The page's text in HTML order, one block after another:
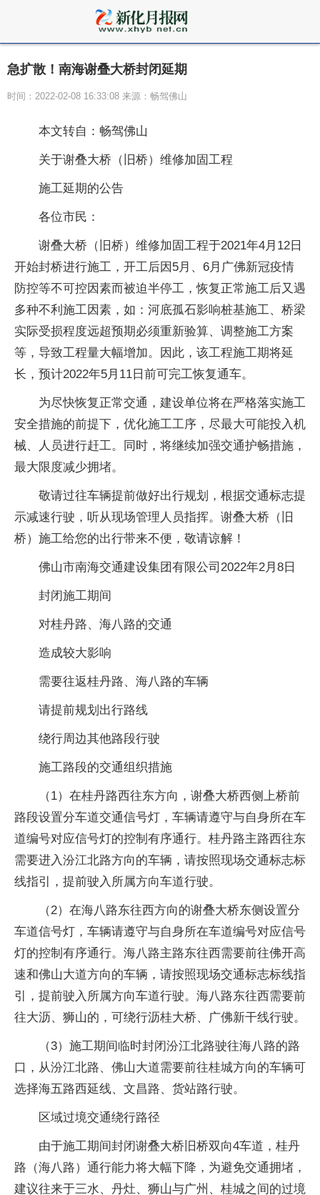
急扩散！南海谢叠大桥封闭延期
时间：2022-02-08 16:33:08 来源：畅驾佛山
本文转自：畅驾佛山
关于谢叠大桥（旧桥）维修加固工程
施工延期的公告
各位市民：
谢叠大桥（旧桥）维修加固工程于2021年4月12日
开始封桥进行施工，开工后因5月、6月广佛新冠疫情
防控等不可控因素而被迫半停工，恢复正常施工后又遇
多种不利施工因素，如：河底孤石影响桩基施工、桥梁
实际受损程度远超预期必须重新验算、调整施工方案
等，导致工程量大幅增加。因此，该工程施工期将延
长，预计2022年5月11日前可完工恢复通车。
为尽快恢复正常交通，建设单位将在严格落实施工
安全措施的前提下，优化施工工序，尽最大可能投入机
械、人员进行赶工。同时，将继续加强交通护畅措施，
最大限度减少拥堵。
敬请过往车辆提前做好出行规划，根据交通标志提
示减速行驶，听从现场管理人员指挥。谢叠大桥（旧
桥）施工给您的出行带来不便，敬请谅解！
佛山市南海交通建设集团有限公司2022年2月8日
封闭施工期间
对桂丹路、海八路的交通
造成较大影响
需要往返桂丹路、海八路的车辆
请提前规划出行路线
绕行周边其他路段行驶
施工路段的交通组织措施
（1）在桂丹路西往东方向，谢叠大桥西侧上桥前
路段设置分车道交通信号灯，车辆请遵守与自身所在车
道编号对应信号灯的控制有序通行。桂丹路主路西往东
需要进入汾江北路方向的车辆，请按照现场交通标志标
线指引，提前驶入所属方向车道行驶。
（2）在海八路东往西方向的谢叠大桥东侧设置分
车道信号灯，车辆请遵守与自身所在车道编号对应信号
灯的控制有序通行。海八路主路东往西需要前往佛开高
速和佛山大道方向的车辆，请按照现场交通标志标线指
引，提前驶入所属方向车道行驶。海八路东往西需要前
往大沥、狮山的，可绕行沥桂大桥、广佛新干线行驶。
（3）施工期间临时封闭汾江北路驶往海八路的路
口，从汾江北路、佛山大道需要前往桂城方向的车辆可
选择海五路西延线、文昌路、货站路行驶。
区域过境交通绕行路径
由于施工期间封闭谢叠大桥旧桥双向4车道，桂丹
路（海八路）通行能力将大幅下降，为避免交通拥堵，
建议往来于三水、丹灶、狮山与广州、桂城之间的过境